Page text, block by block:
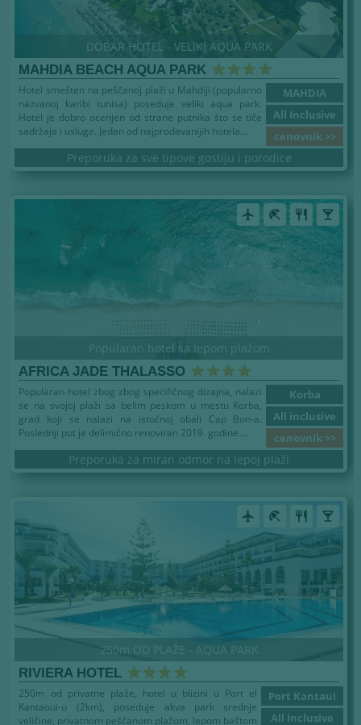
DOBAR HOTEL - VELIKI AQUA PARK
MAHDIA BEACH AQUA PARK
MAHDIA
All Inclusive
cenovnik >>
Hotel smešten na peščanoj plaži u Mahdiji (popularno
nazvanoj karibi tunisa) poseduje veliki aqua park.
Hotel je dobro ocenjen od strane putnika što se tiče
sadržaja i usluge. Jedan od najprodavanijih hotela...
Preporuka za sve tipove gostiju i porodice
airplanemode_active beach_access restaurant local_bar
Popularan hotel sa lepom plažom
AFRICA JADE THALASSO
Korba
All inclusive
cenovnik >>
Popularan hotel zbog zbog specifičnog dizajna, nalazi
se na svojoj plaži sa belim peskom u mestu Korba,
grad koji se nalazi na istočnoj obali Cap Bon-a.
Poslednji put je delimično renoviran 2019. godine....
Preporuka za miran odmor na lepoj plaži
airplanemode_active beach_access restaurant local_bar
250m OD PLAŽE - AQUA PARK
RIVIERA HOTEL
Port Kantaui
All Inclusive
250m od privatne plaže, hotel u blizini u Port el
Kantaoui-u (2km), poseduje akva park srednje
veličine, privatnom peščanom plažom, lepom baštom